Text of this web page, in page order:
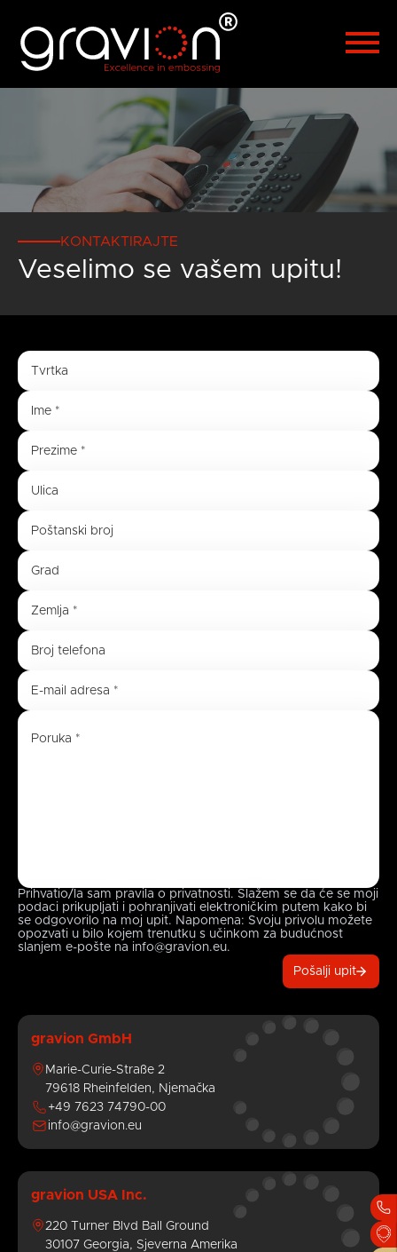
Türkçe
العربية 漢語
KONTAKTIRAJTE
Veselimo se vašem upitu!
Tvrtka
Ime *
Prezime *
Ulica
Poštanski broj
Grad
Zemlja *
Broj telefona
E-mail adresa *
Poruka *
Prihvatio/la sam pravila o privatnosti. Slažem se da će se moji
podaci prikupljati i pohranjivati ​​elektroničkim putem kako bi
se odgovorilo na moj upit. Napomena: Svoju privolu možete
opozvati u bilo kojem trenutku s učinkom za budućnost
slanjem e-pošte na info@gravion.eu.
Pošalji upit
gravion GmbH
Marie-Curie-Straße 2
79618 Rheinfelden, Njemačka
+49 7623 74790-00
info@gravion.eu
gravion USA Inc.
220 Turner Blvd Ball Ground
30107 Georgia, Sjeverna Amerika
Cancel